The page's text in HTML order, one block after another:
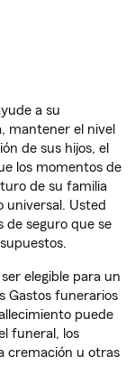
a su
mantener el nivel
de sus hijos, el
los momentos de
de su familia
universal. Usted
de seguro que se
elegible para un
Gastos funerarios
puede
funeral, los
cremación u otras